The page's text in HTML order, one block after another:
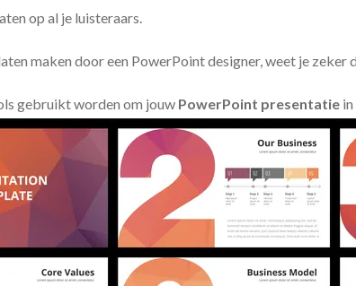
op al je luisteraars.
maken door een PowerPoint designer, weet je
gebruikt worden om jouw PowerPoint presentatie